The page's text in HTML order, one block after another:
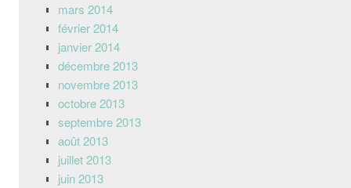
mars 2014
février 2014
janvier 2014
décembre 2013
novembre 2013
octobre 2013
septembre 2013
août 2013
juillet 2013
juin 2013